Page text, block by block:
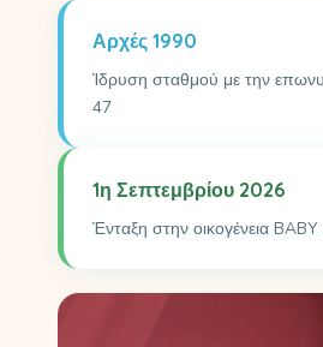
Αρχές 1990
Ίδρυση σταθμού με την
47
1η Σεπτεμβρίου 2026
Ένταξη στην οικογένεια BABY